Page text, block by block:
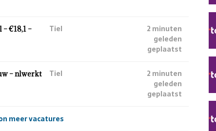
€18,1 – Tiel
2 minuten
geleden
geplaatst
– nlwerkt Tiel
2 minuten
geleden
geplaatst
meer vacatures